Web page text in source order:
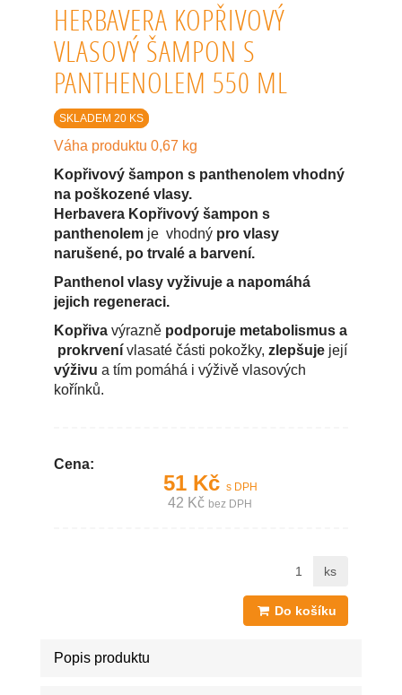
HERBAVERA KOPŘIVOVÝ
VLASOVÝ ŠAMPON S
PANTHENOLEM 550 ML
SKLADEM 20 KS
Váha produktu 0,67 kg
Kopřivový šampon s panthenolem vhodný
na poškozené vlasy.
Herbavera Kopřivový šampon s
panthenolem je vhodný pro vlasy
narušené, po trvalé a barvení.
Panthenol vlasy vyživuje a napomáhá
jejich regeneraci.
Kopřiva výrazně podporuje metabolismus a
prokrvení vlasaté části pokožky, zlepšuje její
výživu a tím pomáhá i výživě vlasových
kořínků.
Cena:
51 Kč s DPH
42 Kč bez DPH
ks
Do košíku
Popis produktu